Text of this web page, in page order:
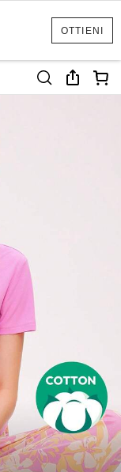
OTTIENI